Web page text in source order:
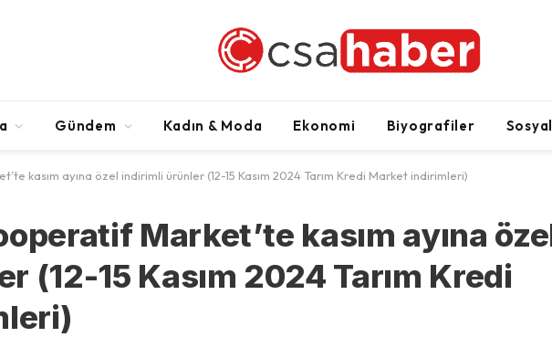
Gündem Kadın & Moda Ekonomi Biyografiler
kasım ayına özel indirimli ürünler (12-15 Kasım 2024 Tarım Kredi Market indirimleri)
Market’te kasım ayına
(12-15 Kasım 2024 Tarım Kredi